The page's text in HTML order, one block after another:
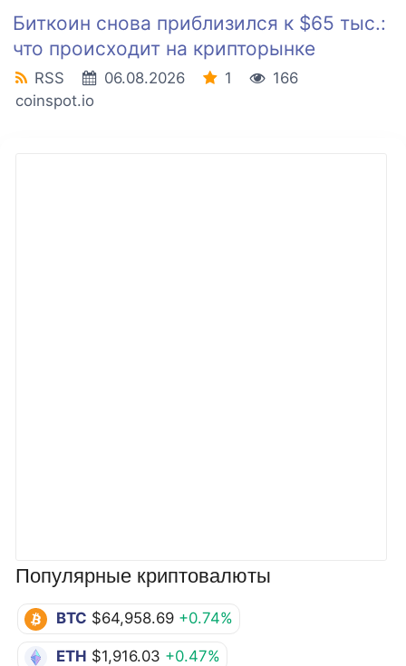
Популярные криптовалюты
BTC $64,958.69 +0.74%
ETH $1,916.03 +0.47%
Биткоин снова приблизился к $65 тыс.:
что происходит на крипторынке
RSS 06.08.2026 1
166
coinspot.io